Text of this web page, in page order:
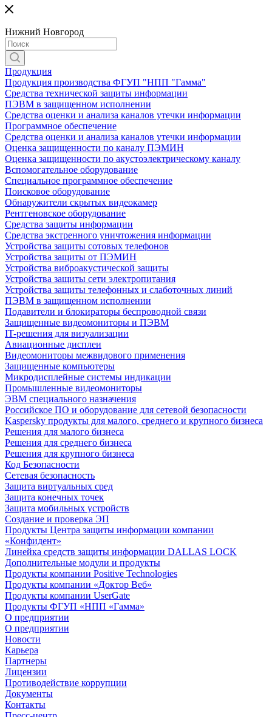
Нижний Новгород
Продукция
Продукция производства ФГУП "НПП "Гамма"
Средства технической защиты информации
ПЭВМ в защищенном исполнении
Средства оценки и анализа каналов утечки информации
Программное обеспечение
Средства оценки и анализа каналов утечки информации
Оценка защищенности по каналу ПЭМИН
Оценка защищенности по акустоэлектрическому каналу
Вспомогательное оборудование
Специальное программное обеспечение
Поисковое оборудование
Обнаружители скрытых видеокамер
Рентгеновское оборудование
Средства защиты информации
Средства экстренного уничтожения информации
Устройства защиты сотовых телефонов
Устройства защиты от ПЭМИН
Устройства виброакустической защиты
Устройства защиты сети электропитания
Устройства защиты телефонных и слаботочных линий
ПЭВМ в защищенном исполнении
Подавители и блокираторы беспроводной связи
Защищенные видеомониторы и ПЭВМ
IT-решения для визуализации
Авиационные дисплеи
Видеомониторы межвидового применения
Защищенные компьютеры
Микродисплейные системы индикации
Промышленные видеомониторы
ЭВМ специального назначения
Российское ПО и оборудование для сетевой безопасности
Kaspersky продукты для малого, среднего и крупного бизнеса
Решения для малого бизнеса
Решения для среднего бизнеса
Решения для крупного бизнеса
Код Безопасности
Сетевая безопасность
Защита виртуальных сред
Защита конечных точек
Защита мобильных устройств
Создание и проверка ЭП
Продукты Центра защиты информации компании
«Конфидент»
Линейка средств защиты информации DALLAS LOCK
Дополнительные модули и продукты
Продукты компании Positive Technologies
Продукты компании «Доктор Веб»
Продукты компании UserGate
Продукты ФГУП «НПП «Гамма»
О предприятии
О предприятии
Новости
Карьера
Партнеры
Лицензии
Противодействие коррупции
Документы
Контакты